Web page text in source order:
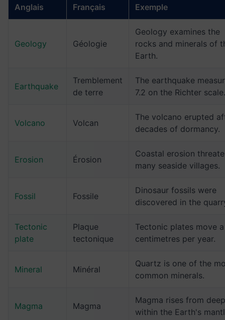
Anglais Français Exemple
Geology Géologie
Geology examines the
rocks and minerals of
Earth.
Earthquake
Tremblement
de terre
The earthquake
7.2 on the Richter scale.
Volcano Volcan
The volcano erupted
decades of dormancy.
Erosion Érosion
Coastal erosion
many seaside villages.
Fossil Fossile
Dinosaur fossils were
discovered in the
Tectonic
plate
Plaque
tectonique
Tectonic plates move
centimetres per year.
Mineral Minéral
Quartz is one of the
common minerals.
Magma Magma
Magma rises from deep
within the Earth's